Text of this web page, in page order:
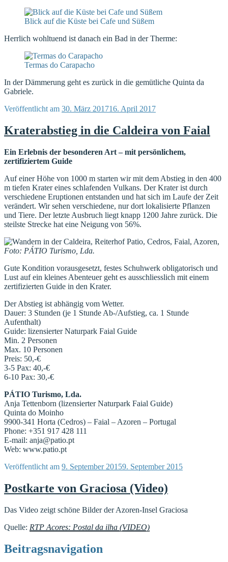
Blick auf die Küste bei Cafe und Süßem
Herrlich wohltuend ist danach ein Bad in der Therme:
Termas do Carapacho
In der Dämmerung geht es zurück in die gemütliche Quinta da
Gabriele.
Veröffentlicht am 30. März 201716. April 2017
Kraterabstieg in die Caldeira von Faial
Ein Erlebnis der besonderen Art – mit persönlichem,
zertifiziertem Guide
Auf einer Höhe von 1000 m starten wir mit dem Abstieg in den 400
m tiefen Krater eines schlafenden Vulkans. Der Krater ist durch
verschiedene Eruptionen entstanden und hat sich im Laufe der Zeit
verändert. Wir sehen verschiedene, nur dort lokalisierte Pflanzen
und Tiere. Der letzte Ausbruch liegt knapp 1200 Jahre zurück. Die
steilste Strecke hat eine Neigung von 56%.
Foto: PÁTIO Turismo, Lda.
Gute Kondition vorausgesetzt, festes Schuhwerk obligatorisch und
Lust auf ein kleines Abenteuer geht es ausschliesslich mit einem
zertifizierten Guide in den Krater.
Der Abstieg ist abhängig vom Wetter.
Dauer: 3 Stunden (je 1 Stunde Ab-/Aufstieg, ca. 1 Stunde
Aufenthalt)
Guide: lizensierter Naturpark Faial Guide
Min. 2 Personen
Max. 10 Personen
Preis: 50,-€
3-5 Pax: 40,-€
6-10 Pax: 30,-€
PÁTIO Turismo, Lda.
Anja Tettenborn (lizensierter Naturpark Faial Guide)
Quinta do Moinho
9900-341 Horta (Cedros) – Faial – Azoren – Portugal
Phone: +351 917 428 111
E-mail: anja@patio.pt
Web: www.patio.pt
Veröffentlicht am 9. September 20159. September 2015
Postkarte von Graciosa (Video)
Das Video zeigt schöne Bilder der Azoren-Insel Graciosa
Quelle: RTP Acores: Postal da ilha (VIDEO)
Beitragsnavigation